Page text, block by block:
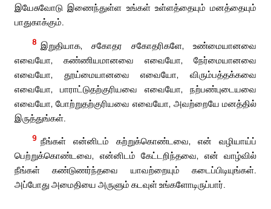
இயேசுவோடு இணைந்துள்ள உங்கள் உள்ளத்தையும் மனத்தையும்
பாதுகாக்கும்.
8 இறுதியாக, சகோதர சகோதரிகளே, உண்மையானவை
எவையோ, கண்ணியமானவை எவையோ, நேர்மையானவை
எவையோ, தூய்மையானவை எவையோ, விரும்பத்தக்கவை
எவையோ, பாராட்டுதற்குரியவை எவையோ, நற்பண்புடையவை
எவையோ, போற்றுதற்குரியவை எவையோ, அவற்றையே மனத்தில்
இருத்துங்கள்.
9 நீங்கள் என்னிடம் கற்றுக்கொண்டவை, என் வழியாய்ப்
பெற்றுக்கொண்டவை, என்னிடம் கேட்டறிந்தவை, என் வாழ்வில்
நீங்கள் கண்டுணர்ந்தவை யாவற்றையும் கடைப்பிடியுங்கள்.
அப்போது அமைதியை அருளும் கடவுள் உங்களோடிருப்பார்.